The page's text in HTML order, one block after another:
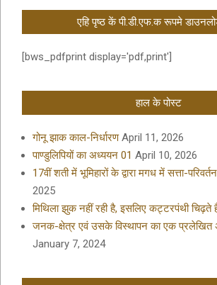
एहि पृष्ठ कें पी.डी.एफ.क रूपमे
[bws_pdfprint display='pdf,print']
हाल के पोस्ट
गोनू झाक काल-निर्धारण April 11, 2026
पाण्डुलिपियों का अध्ययन 01 April 10, 2026
17वीं शती में भूमिहारों के द्वारा मगध में सत्ता-परिवर्तन
2025
मिथिला झुक नहीं रही है, इसलिए कट्टरपंथी चिढ़ते
जनक-क्षेत्र एवं उसके विस्थापन का एक प्रलेखित
January 7, 2024